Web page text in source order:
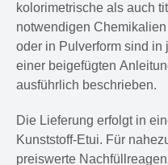
kolorimetrische als auch
notwendigen
oder in Pulverform sind in
einer beigefügten
ausführlich beschrieben.
Die Lieferung erfolgt in
Kunststoff-Etui. Für
preiswerte